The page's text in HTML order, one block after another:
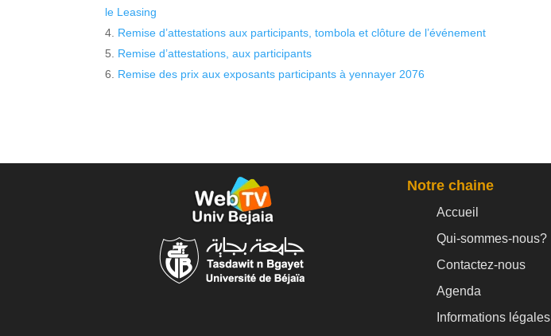
le Leasing
Remise d’attestations aux participants, tombola et clôture de l’événement
Remise d’attestations, aux participants
Remise des prix aux exposants participants à yennayer 2076
Notre chaine
Accueil
Qui-sommes-nous?
Contactez-nous
Agenda
Informations légales